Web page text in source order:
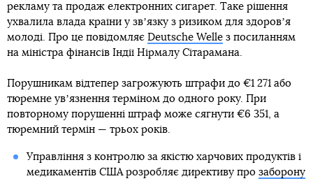
рекламу та продаж електронних сигарет. Таке рішення
ухвалила влада країни у звʼязку з ризиком для здоровʼя
молоді. Про це повідомляє Deutsche Welle з посиланням
на міністра фінансів Індії Нірмалу Сітарамана.
Порушникам відтепер загрожують штрафи до €1 271 або
тюремне увʼязнення терміном до одного року. При
повторному порушенні штраф може сягнути €6 351, а
тюремний термін — трьох років.
Управління з контролю за якістю харчових продуктів і
медикаментів США розробляє директиву про заборону